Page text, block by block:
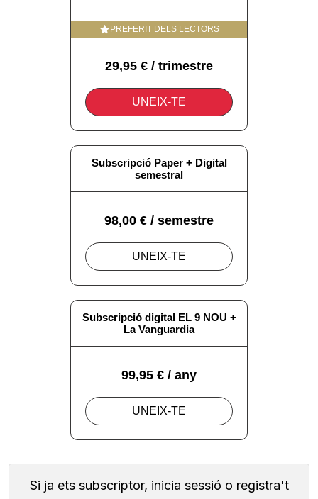
Si ja ets subscriptor, inicia sessió o registra't